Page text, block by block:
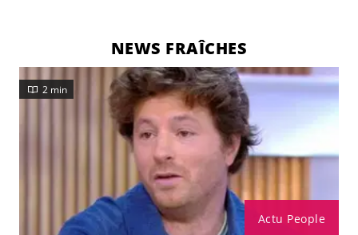
NEWS FRAÎCHES
Actu People
2 min